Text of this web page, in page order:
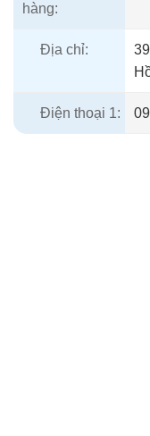
hàng:
Địa chỉ:
Điện thoại 1: